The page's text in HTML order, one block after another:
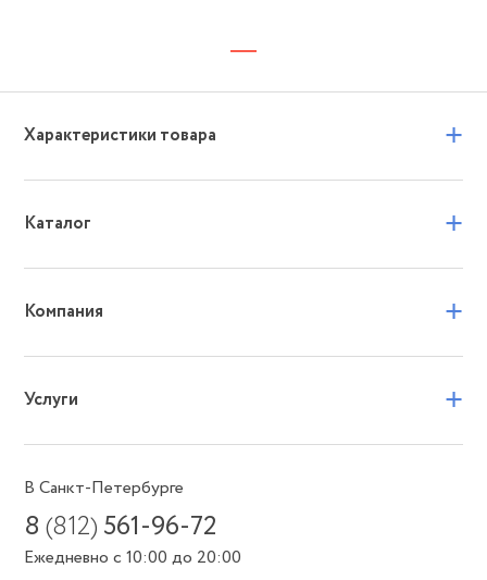
Характеристики товара +
Каталог +
Компания +
Услуги +
В Санкт-Петербурге
8(812) 561-96-72
Ежедневно с 10:00 до 20:00